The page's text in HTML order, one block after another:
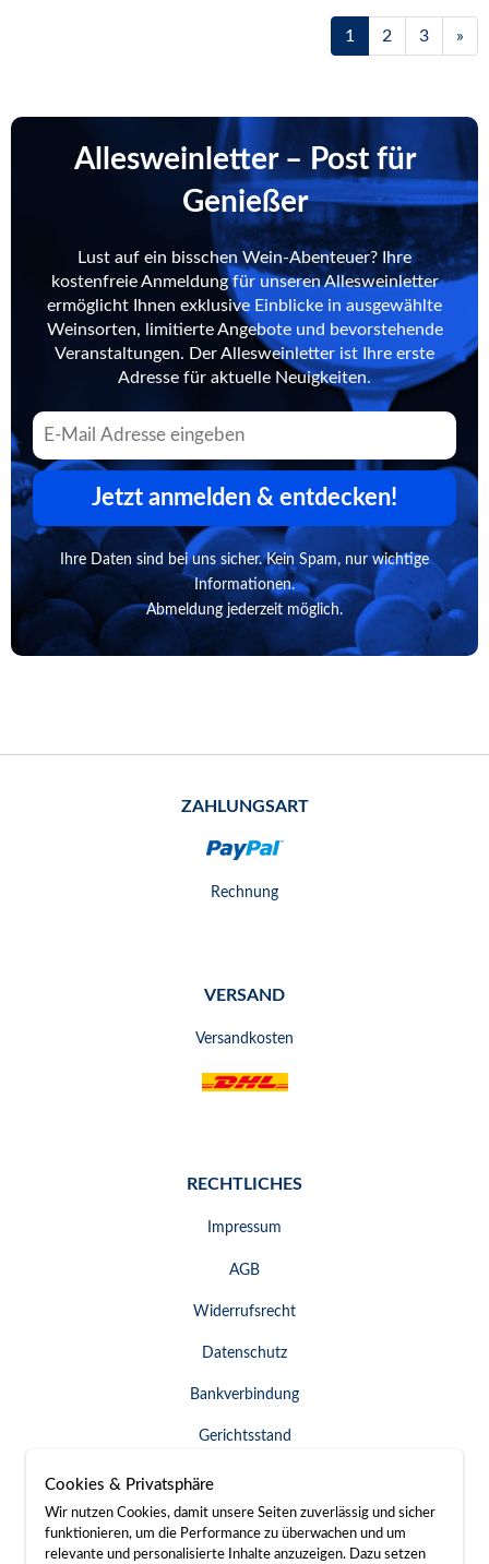
1 2 3 »
Allesweinletter – Post für
Genießer
Lust auf ein bisschen Wein-Abenteuer? Ihre
kostenfreie Anmeldung für unseren Allesweinletter
ermöglicht Ihnen exklusive Einblicke in ausgewählte
Weinsorten, limitierte Angebote und bevorstehende
Veranstaltungen. Der Allesweinletter ist Ihre erste
Adresse für aktuelle Neuigkeiten.
Jetzt anmelden & entdecken!
Ihre Daten sind bei uns sicher. Kein Spam, nur wichtige
Informationen.
Abmeldung jederzeit möglich.
ZAHLUNGSART
Rechnung
VERSAND
Versandkosten
RECHTLICHES
Impressum
AGB
Widerrufsrecht
Datenschutz
Bankverbindung
Gerichtsstand
Widerruf erklären
Cookies & Privatsphäre
Wir nutzen Cookies, damit unsere Seiten zuverlässig und sicher
funktionieren, um die Performance zu überwachen und um
relevante und personalisierte Inhalte anzuzeigen. Dazu setzen